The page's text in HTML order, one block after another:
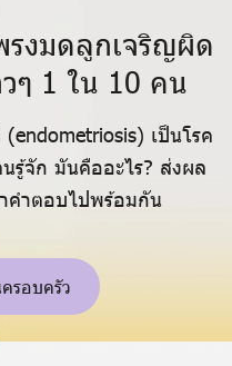
รงมดลูกเจริญผิด
วๆ 1 ใน 1 0 คน
เป็นโรค
จัก มันคืออะไร? ส่งผล
คำตอบไปพร้อมกัน
รอบครัว